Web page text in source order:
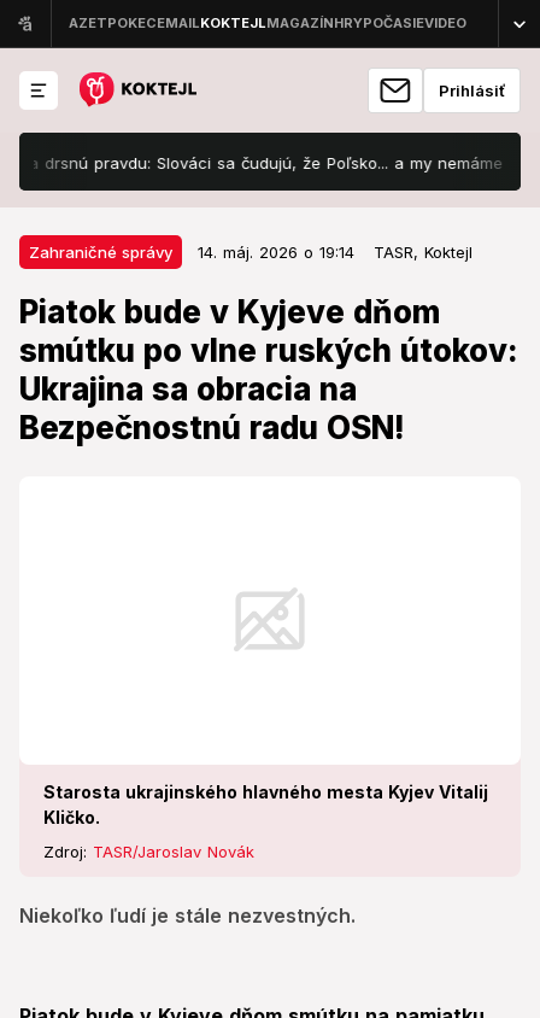
Prihlásiť
pravdu: Slováci sa čudujú, že Poľsko... a my nemáme diaľnicu z
Zahraničné správy 14. máj. 2026 o 19:14 TASR, Koktejl
Piatok bude v Kyjeve dňom
smútku po vlne ruských útokov:
Ukrajina sa obracia na
Bezpečnostnú radu OSN!
Starosta ukrajinského hlavného mesta Kyjev Vitalij
Kličko.
Zdroj: TASR/Jaroslav Novák
Niekoľko ľudí je stále nezvestných.
Zahraničné správy 14. máj. 2026 o 19:14
Piatok bude v Kyjeve dňom
smútku po vlne ruských útokov:
Ukrajina sa obracia na
Bezpečnostnú radu OSN!